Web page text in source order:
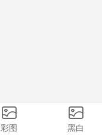
彩图 黑白